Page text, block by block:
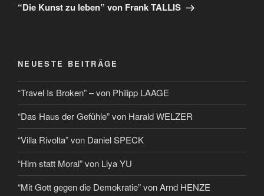
“Die Kunst zu leben” von Frank TALLIS
NEUESTE BEITRÄGE
“Travel Is Broken” – von Philipp LAAGE
“Das Haus der Gefühle” von Harald WELZER
“Villa Rivolta” von Daniel SPECK
“Hirn statt Moral” von Liya YU
“Mit Gott gegen die Demokratie” von Arnd HENZE